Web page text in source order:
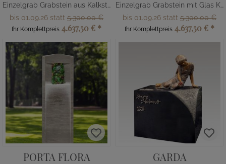
Einzelgrab Grabstein aus Kalkstein
bis 01.09.26 statt 5.300,00 €
Ihr Komplettpreis 4.637,50 € *
Einzelgrab Grabstein mit Glas Kugel
bis 01.09.26 statt 5.300,00 €
Ihr Komplettpreis 4.637,50 € *
PORTA FLORA GARDA